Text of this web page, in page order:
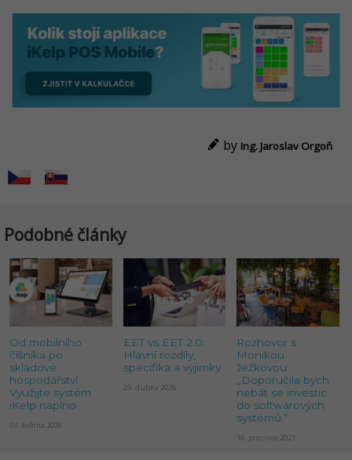
by Ing. Jaroslav Orgoň
Podobné články
Od mobilního
číšníka po
skladové
hospodářství.
Využijte systém
iKelp naplno
03. května 2026
EET vs EET 2.0:
Hlavní rozdíly,
specifika a výjimky
23. dubna 2026
Rozhovor s
Monikou
Ježkovou:
„Doporučila bych
nebát se investic
do softwarových
systémů.“
16. prosince 2021